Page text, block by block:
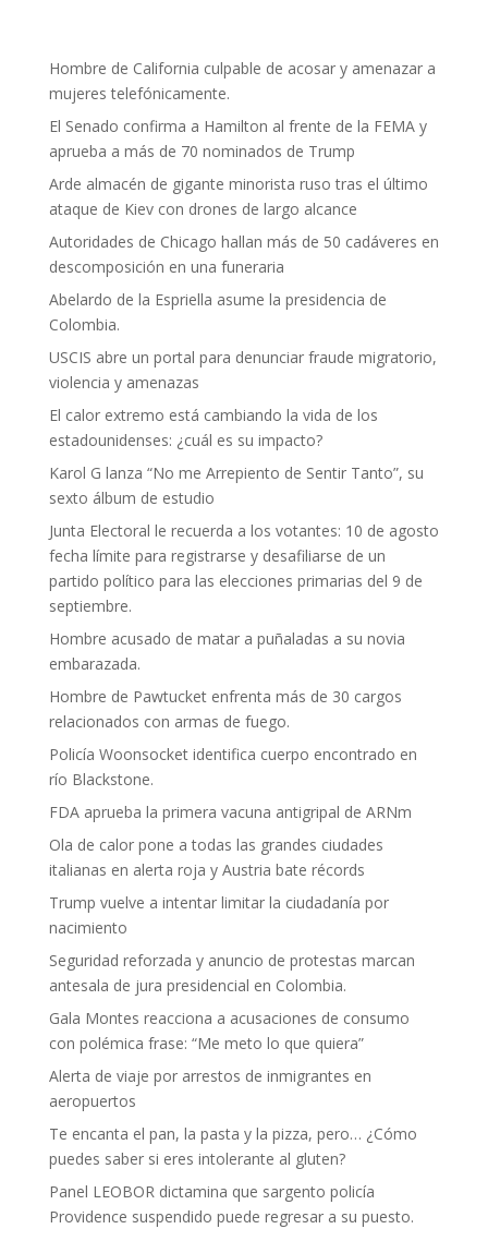
Hombre de California culpable de acosar y amenazar a
mujeres telefónicamente.
El Senado confirma a Hamilton al frente de la FEMA y
aprueba a más de 70 nominados de Trump
Arde almacén de gigante minorista ruso tras el último
ataque de Kiev con drones de largo alcance
Autoridades de Chicago hallan más de 50 cadáveres en
descomposición en una funeraria
Abelardo de la Espriella asume la presidencia de
Colombia.
USCIS abre un portal para denunciar fraude migratorio,
violencia y amenazas
El calor extremo está cambiando la vida de los
estadounidenses: ¿cuál es su impacto?
Karol G lanza “No me Arrepiento de Sentir Tanto”, su
sexto álbum de estudio
Junta Electoral le recuerda a los votantes: 10 de agosto
fecha límite para registrarse y desafiliarse de un
partido político para las elecciones primarias del 9 de
septiembre.
Hombre acusado de matar a puñaladas a su novia
embarazada.
Hombre de Pawtucket enfrenta más de 30 cargos
relacionados con armas de fuego.
Policía Woonsocket identifica cuerpo encontrado en
río Blackstone.
FDA aprueba la primera vacuna antigripal de ARNm
Ola de calor pone a todas las grandes ciudades
italianas en alerta roja y Austria bate récords
Trump vuelve a intentar limitar la ciudadanía por
nacimiento
Seguridad reforzada y anuncio de protestas marcan
antesala de jura presidencial en Colombia.
Gala Montes reacciona a acusaciones de consumo
con polémica frase: “Me meto lo que quiera”
Alerta de viaje por arrestos de inmigrantes en
aeropuertos
Te encanta el pan, la pasta y la pizza, pero… ¿Cómo
puedes saber si eres intolerante al gluten?
Panel LEOBOR dictamina que sargento policía
Providence suspendido puede regresar a su puesto.